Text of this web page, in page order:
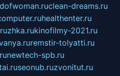
clean-dreams.ru
healthenter.ru
kinofilmy-2021.ru
remstir-tolyatti.ru
newtech-spb.ru
seonub.ruzvonitut.ru